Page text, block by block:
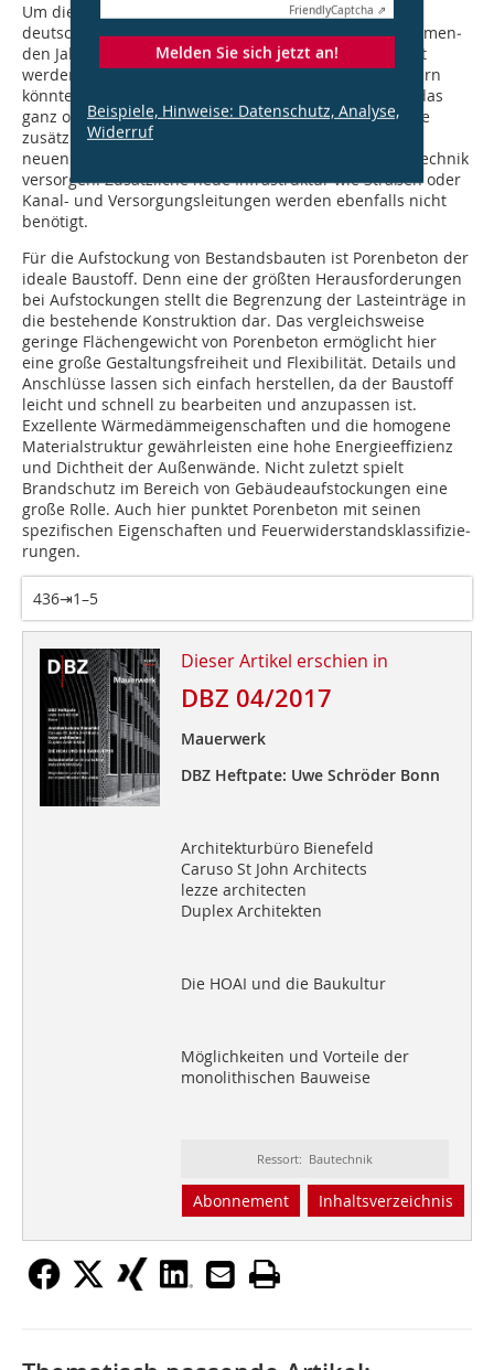
Um die steigende Nachfrage nach Wohnraum in den
deutschen Metropolen zu decken, müssen in den kom­men­
den Jahren mind. 350 000 Wohnungen pro Jahr gebaut
werden. Allein durch die Aufstockung von Wohn­häu­sern
könnten ca. 1 Mio. neue Wohnungen entstehen. Und das
ganz ohne die Erschließung neuen Baulands und ohne
zusätzliche Versiegelung von Flächen. Ein Großteil der
neuen Wohnun­gen ließe sich über vor­han­de­ne Haustechnik
versorgen. Zusätzliche neue Infrastruktur wie Straßen oder
Kanal- und Versorgungsleitun­gen werden ebenfalls nicht
benötigt.
Für die Aufstockung von Bestandsbauten ist Porenbeton der
ideale Baustoff. Denn eine der größten Herausforderungen
bei Aufstockungen stellt die Begrenzung der Lasteinträge in
die bestehende Konstruktion dar. Das vergleichsweise
geringe Flächengewicht von Porenbeton ermöglicht hier
eine große Gestaltungsfreiheit und Flexibilität. Details und
Anschlüsse lassen sich einfach herstellen, da der Baustoff
leicht und schnell zu bearbeiten und anzupassen ist.
Exzellente Wärmedämmeigenschaften und die homogene
Materialstruktur gewährleisten eine hohe Energieeffizienz
und Dichtheit der Außenwände. Nicht zuletzt spielt
Brandschutz im Bereich von Gebäudeaufstockungen eine
große Rolle. Auch hier punktet Porenbeton mit seinen
spezifischen Eigenschaften und Feuer­wider­stands­klas­si­fi­zie­
run­gen.
436⇥1–5
Dieser Artikel erschien in
DBZ 04/2017
Mauerwerk
DBZ Heftpate: Uwe Schröder Bonn
Architekturbüro Bienefeld
Caruso St John Architects
lezze architecten
Duplex Architekten
Die HOAI und die Baukultur
Möglichkeiten und Vorteile der
monolithischen Bauweise
Ressort: Bautechnik
Abonnement Inhaltsverzeichnis
FriendlyCaptcha ⇗
Melden Sie sich jetzt an!
Beispiele, Hinweise: Datenschutz, Analyse,
Widerruf